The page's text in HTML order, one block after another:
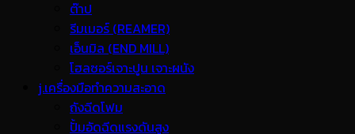
ต๊าป
รีมเมอร์ (REAMER)
เอ็นมิล (END MILL)
โฮลซอร์เจาะปูน เจาะผนัง
j.เครื่องมือทำความสะอาด
ถังฉีดโฟม
ปั้มอัดฉีดแรงดันสูง